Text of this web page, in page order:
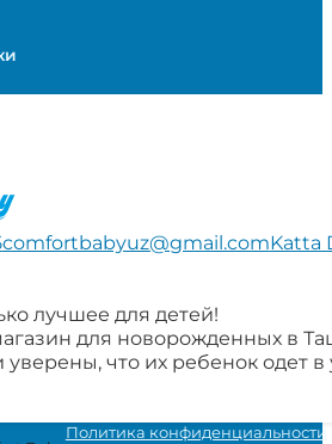
comfortbabyuz@gmail.comKatta
на Facebook
в Instagram
нами в Telegram
за нами в YouTube
лучшее для детей!
для новорожденных в
что их ребенок одет
Политика конфиденциальности